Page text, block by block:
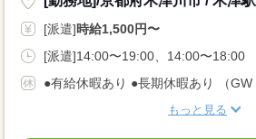
[派遣]時給1,500円〜
[派遣]14:00〜19:00、14:00〜18:00
もっと見る